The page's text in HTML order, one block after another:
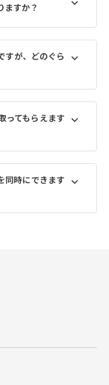
ますか？
すが、どのぐら
ってもらえます
同時にできます